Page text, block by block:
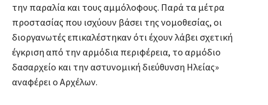
την παραλία και τους αμμόλοφους. Παρά τα μέτρα
προστασίας που ισχύουν βάσει της νομοθεσίας, οι
διοργανωτές επικαλέστηκαν ότι έχουν λάβει σχετική
έγκριση από την αρμόδια περιφέρεια, το αρμόδιο
δασαρχείο και την αστυνομική διεύθυνση Ηλείας»
αναφέρει ο Αρχέλων.